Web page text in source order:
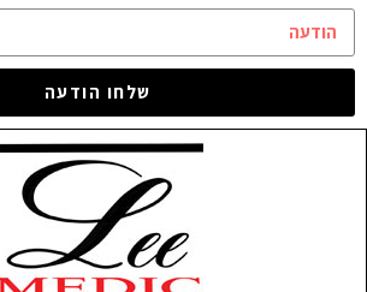
שלחו הודעה